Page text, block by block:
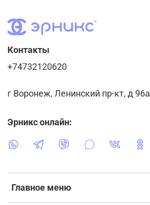
Главное меню
Контакты
+74732120620
г Воронеж, Ленинский пр-кт, д 96а
Эрникс онлайн: